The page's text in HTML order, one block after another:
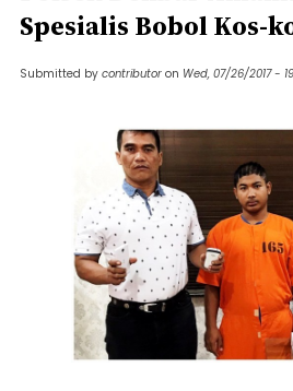
Spesialis Bobol Kos-
Submitted by contributor on Wed, 07/26/2017 -